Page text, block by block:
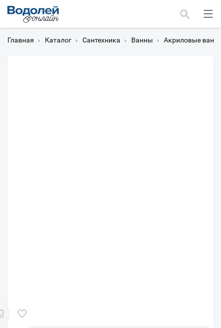
Главная › Каталог › Сантехника › Ванны › Акриловые